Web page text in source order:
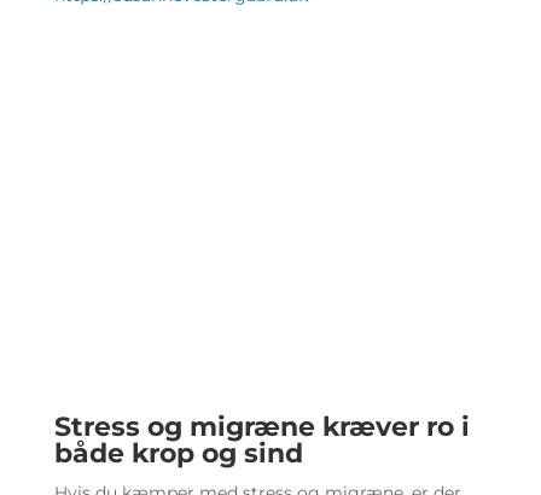
Stress og migræne kræver ro i
både krop og sind